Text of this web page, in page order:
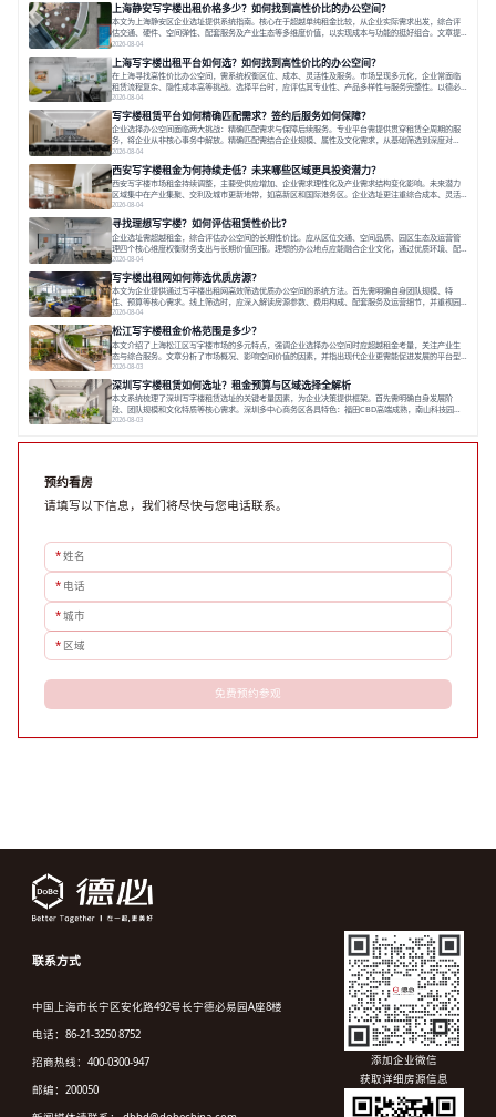
上海静安写字楼出租价格多少？如何找到高性价比的办公空间？
本文为上海静安区企业选址提供系统指南。核心在于超越单纯租金比较，从企业实际需求出发，综合评
估交通、硬件、空间弹性、配套服务及产业生态等多维度价值，以实现成本与功能的挺好组合。文章提
出打破固定工位思维，采用精装灵活空间与共享配套以提升性价比，并通过不同规模企业的实际案例加
以说明。之后指出，专业运营服务商提供的稳定环境、社群活动与产业集聚等增值服务，是很大化空间
价值、助力企业成长的关键。对于许多在
2026-08-04
上海写字楼出租平台如何选？如何找到高性价比的办公空间？
在上海寻找高性价比办公空间，需系统权衡区位、成本、灵活性及服务。市场呈现多元化，企业常面临
租赁流程复杂、隐性成本高等挑战。选择平台时，应评估其专业性、产品多样性与服务完整性。以德必
为例，其提供从空间到生态的解决方案，通过特色园区、灵活产品和丰富配套，满足不同企业需求。企
业应明确自身需求，实地考察，选择能支持长期发展、提升竞争力的办公空间。在上海寻找合适的办公
空间，对于企业行政负责人、中小企业主
2026-08-04
写字楼租赁平台如何精确匹配需求？签约后服务如何保障？
企业选择办公空间面临两大挑战：精确匹配需求与保障后续服务。专业平台需提供贯穿租赁全周期的服
务，将企业从非核心事务中解放。精确匹配需结合企业规模、属性及文化需求，从基础筛选到深度对
接；签约后则需构建覆盖硬件运维、共享配套及专业物业的全周期保障体系。德必集团通过标准化服务
与个性化运营结合，以全国布局和产业生态圈为企业提供稳定支持，体现了从信息撮合到深度服务的能
力转变。在为企业寻找办公空间的过程中，
2026-08-04
西安写字楼租金为何持续走低？未来哪些区域更具投资潜力？
西安写字楼市场租金持续调整，主要受供应增加、企业需求理性化及产业需求结构变化影响。未来潜力
区域集中在产业集聚、交利及城市更新地带，如高新区和国际港务区。企业选址更注重综合成本、灵活
性与员工体验，倾向于提供全包式服务的办公空间。专业运营方通过空间优化与社群服务，助力企业成
长，推动市场向多元化、高性价比方向发展。近年来，西安写字楼市场呈现出租金持续调整的态势，这
一现象引发了的广泛关注。作为西部重要
2026-08-04
寻找理想写字楼？如何评估租赁性价比？
企业选址需超越租金，综合评估办公空间的长期性价比。应从区位交通、空间品质、园区生态及运营管
理四个核心维度权衡财务支出与长期价值回报。理想的办公地点应能融合企业文化，通过优质环境、配
套服务及社群资源赋能业务增长，实现成本与价值的平衡。对于许多正在成长或寻求稳定发展的企业而
言，寻找一处合适的办公空间是一项至关重要的决策。这不仅关系到团队的日常工作效率与协作氛围，
更直接影响着企业的品牌形象、运营成本
2026-08-04
写字楼出租网如何筛选优质房源？
本文为企业提供通过写字楼出租网高效筛选优质办公空间的系统方法。首先需明确自身团队规模、特
性、预算等核心需求。线上筛选时，应深入解读房源参数、费用构成、配套服务及运营细节，并重视园
区产业生态与交通区位价值。同时，需考察运营方的品牌背景与持续服务能力。完成线上初选后，必须
进行线下实地验证，核对空间实景、测试设施、感受园区氛围并确认合同条款，从而做出精确决策。在
数字化时代，写字楼出租网已成为企业寻找
2026-08-04
松江写字楼租金价格范围是多少？
本文介绍了上海松江区写字楼市场的多元特点，强调企业选择办公空间时应超越租金考量，关注产业生
态与综合服务。文章分析了市场概况、影响空间价值的因素，并指出现代企业更需能促进发展的平台型
空间。之后，以德必集团为例，说明运营方如何通过构建服务生态助力企业成长，建议企业系统评估需
求与长期价值，选择匹配的发展载体。对于许多寻求在上海松江区设立或扩展办公空间的企业而言，了
解该区域的写字楼市场概况是决策的首先
2026-08-03
深圳写字楼租赁如何选址？租金预算与区域选择全解析
本文系统梳理了深圳写字楼租赁选址的关键考量因素，为企业决策提供框架。首先需明确自身发展阶
段、团队规模和文化特质等核心需求。深圳多中心商务区各具特色：福田CBD高端成熟，南山科技园创
新活力强，前海具政策优势。除传统写字楼外，创意产业园注重生态与社群，适合文创、科技类企业。
款。选址是综合性战略决策，旨在让办公
2026-08-03
预约看房
请填写以下信息，我们将尽快与您电话联系。
*姓名
* 电话
*城市
* 区域
免费预约参观
联系方式
中国上海市长宁区安化路492号长宁德必易园A座8楼
电话：86-21-3250 8752
招商热线：400-0300-947
邮编：200050
添加企业微信
获取详细房源信息